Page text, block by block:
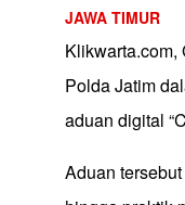
JAWA TIMUR
Klikwarta.com,
Polda Jatim
aduan digital
Aduan